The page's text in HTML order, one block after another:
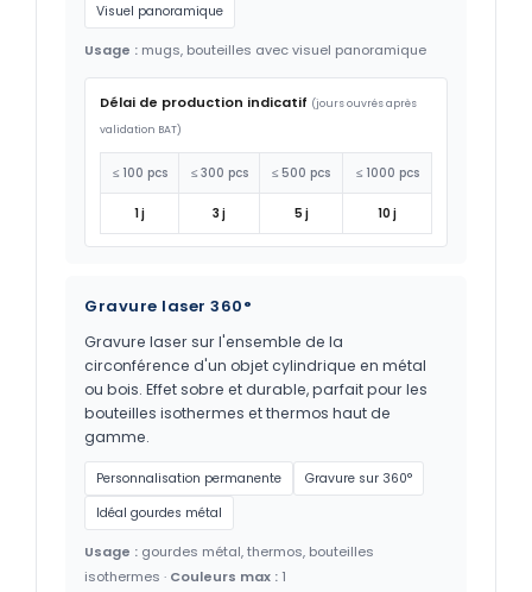
Visuel panoramique
Usage : mugs, bouteilles avec visuel panoramique
Délai de production indicatif (jours ouvrés après
validation BAT)
≤ 100 pcs ≤ 300 pcs ≤ 500 pcs ≤ 1000 pcs
1 j 3 j 5 j 10 j
Gravure laser 360°
Gravure laser sur l'ensemble de la
circonférence d'un objet cylindrique en métal
ou bois. Effet sobre et durable, parfait pour les
bouteilles isothermes et thermos haut de
gamme.
Personnalisation permanente
Gravure sur 360°
Idéal gourdes métal
Usage : gourdes métal, thermos, bouteilles
isothermes · Couleurs max : 1